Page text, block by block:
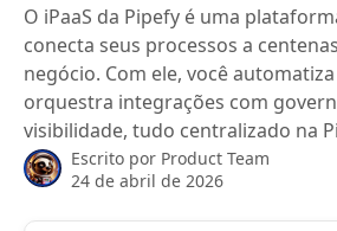
O iPaaS da Pipefy é uma
conecta seus processos a
negócio. Com ele, você
orquestra integrações com
visibilidade, tudo centralizado na
Escrito por Product Team
24 de abril de 2026